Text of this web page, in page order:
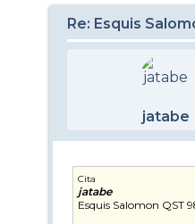
Re: Esquis
jatabe
Cita
jatabe
Esquis Salomon QST